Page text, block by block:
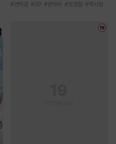
#연하공 #3P #변태수 #첫경험 #짝사랑